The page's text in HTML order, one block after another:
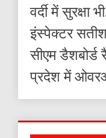
वर्दी में सुरक्षा
इंस्पेक्टर
सीएम
प्रदेश में